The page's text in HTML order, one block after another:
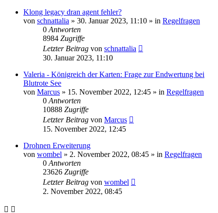
Klong legacy dran agent fehler?
von schnattalia » 30. Januar 2023, 11:10 » in Regelfragen
0 Antworten
8984 Zugriffe
Letzter Beitrag von schnattalia
30. Januar 2023, 11:10
Valeria - Königreich der Karten: Frage zur Endwertung bei
Blutrote See
von Marcus » 15. November 2022, 12:45 » in Regelfragen
0 Antworten
10888 Zugriffe
Letzter Beitrag von Marcus
15. November 2022, 12:45
Drohnen Erweiterung
von wombel » 2. November 2022, 08:45 » in Regelfragen
0 Antworten
23626 Zugriffe
Letzter Beitrag von wombel
2. November 2022, 08:45